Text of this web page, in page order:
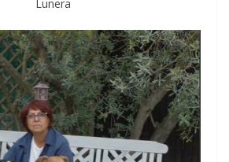
Lunera